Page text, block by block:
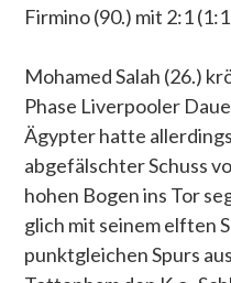
Firmino (90.) mit 2:1
Mohamed Salah (26.)
Phase Liverpooler
Ägypter hatte
abgefälschter Schuss
hohen Bogen ins Tor
glich mit seinem elften
punktgleichen Spurs